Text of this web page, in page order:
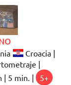
Croacia |
|
| 5 min. |
5+